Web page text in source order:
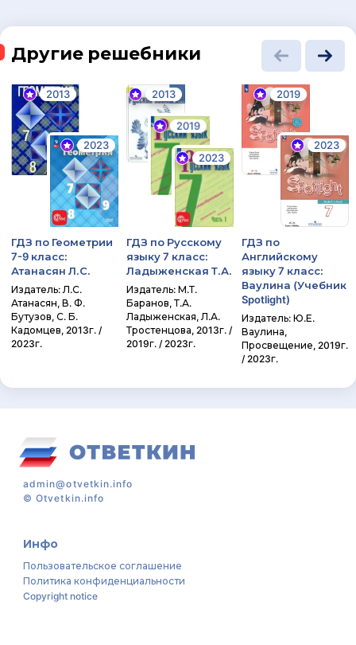
Другие решебники
2013
2023
ГДЗ по Геометрии
7-9 класс:
Атанасян Л.С.
Издатель: Л.С.
Атанасян, В. Ф.
Бутузов, С. Б.
Кадомцев, 2013г. /
2023г.
2013
2019
2023
ГДЗ по Русскому
языку 7 класс:
Ладыженская Т.А.
Издатель: М.Т.
Баранов, Т.А.
Ладыженская, Л.А.
Тростенцова, 2013г. /
2019г. / 2023г.
2019
2023
ГДЗ по
Английскому
языку 7 класс:
Ваулина (Учебник
Spotlight)
Издатель: Ю.Е.
Ваулина,
Просвещение, 2019г.
/ 2023г.
admin@otvetkin.info
©Otvetkin.info
Инфо
Пользовательское соглашение
Политика конфиденциальности
Copyright notice